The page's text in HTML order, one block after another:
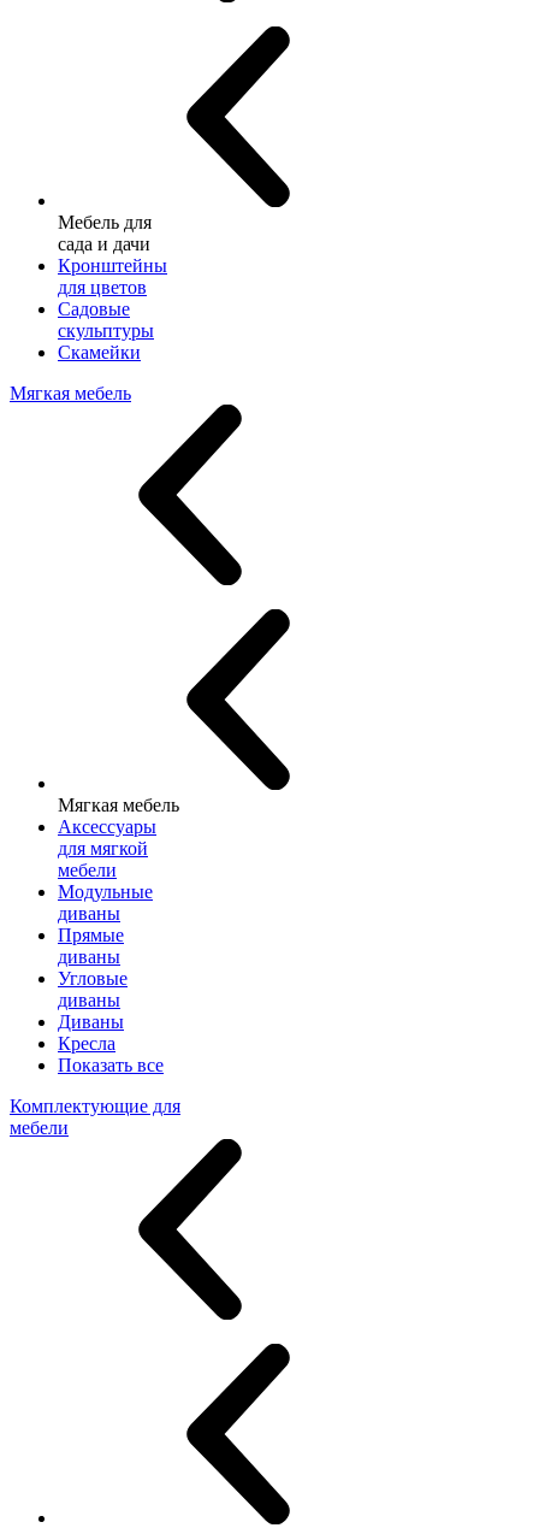
Мебель для
сада и дачи
Кронштейны
для цветов
Садовые
скульптуры
Скамейки
Мягкая мебель
Мягкая мебель
Аксессуары
для мягкой
мебели
Модульные
диваны
Прямые
диваны
Угловые
диваны
Диваны
Кресла
Показать все
Комплектующие для
мебели